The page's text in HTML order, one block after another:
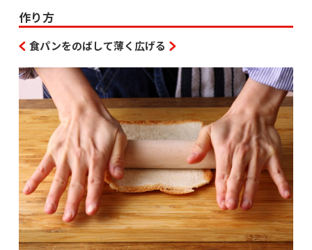
作り方
食パンをのばして薄く広げる